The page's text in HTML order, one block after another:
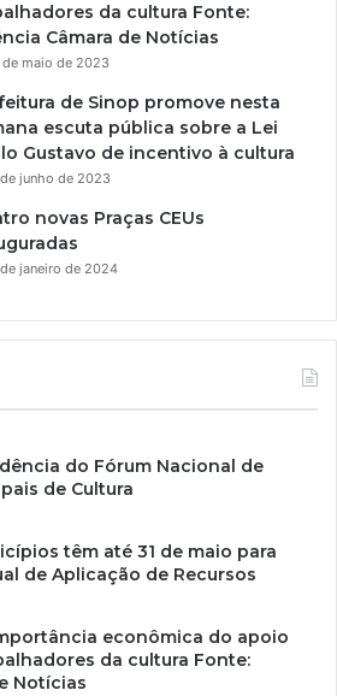
da cultura Fonte:
Câmara de Notícias
de maio de 2023
de Sinop promove nesta
escuta pública sobre a Lei
Gustavo de incentivo à cultura
junho de 2023
novas Praças CEUs
janeiro de 2024
do Fórum Nacional de
de Cultura
têm até 31 de maio para
de Aplicação de Recursos
econômica do apoio
da cultura Fonte:
Notícias